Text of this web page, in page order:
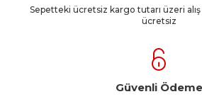
Sepetteki ücretsiz kargo tutarı üzeri
ücretsiz
Güvenli Ödeme